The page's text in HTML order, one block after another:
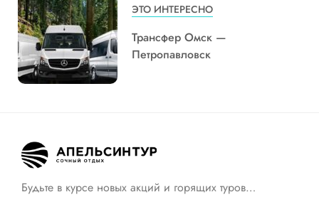
ЭТО ИНТЕРЕСНО
Трансфер Омск —
Петропавловск
Будьте в курсе новых акций и горящих туров…